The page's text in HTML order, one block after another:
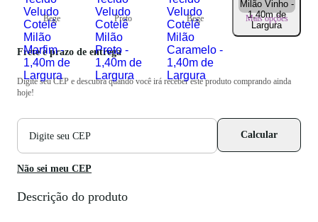
Bege Preto Bege Mais opções
Frete e prazo de entrega
Digite seu CEP e descubra quando você irá receber este produto comprando ainda
hoje!
CEP
para
cálculo
frete
Calcular
Não sei meu CEP
Descrição do produto